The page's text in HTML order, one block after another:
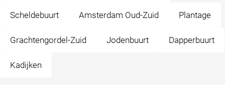
Scheldebuurt Amsterdam Oud-Zuid Plantage
Grachtengordel-Zuid Jodenbuurt Dapperbuurt
Kadijken